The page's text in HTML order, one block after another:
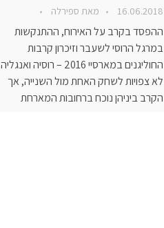
16.06.2018 מאת ספירלה
ההפסד בקרב על האירוח, ההתנקשות
במרגל הרוסי לשעבר וזיכרון קרבות
החוליגנים במארסיי 2016 – רוסיה ואנגליה
לא צפויות לשחק האחת מול השנייה, אך
הקרב ביניהן נוכח ברחובות המארחת